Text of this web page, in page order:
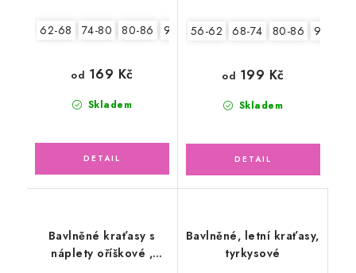
62-68 74-80 80-86 92-98 104-110
Skladem
od 169 Kč
56-62 68-74 80-86 92-98
Skladem
od 199 Kč
Bavlněné kraťasy s
náplety oříškové ,
Bavlněné, letní kraťasy,
tyrkysové